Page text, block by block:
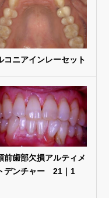
コニアインレーセット
前歯部欠損アルティメ
デンチャー 21｜1